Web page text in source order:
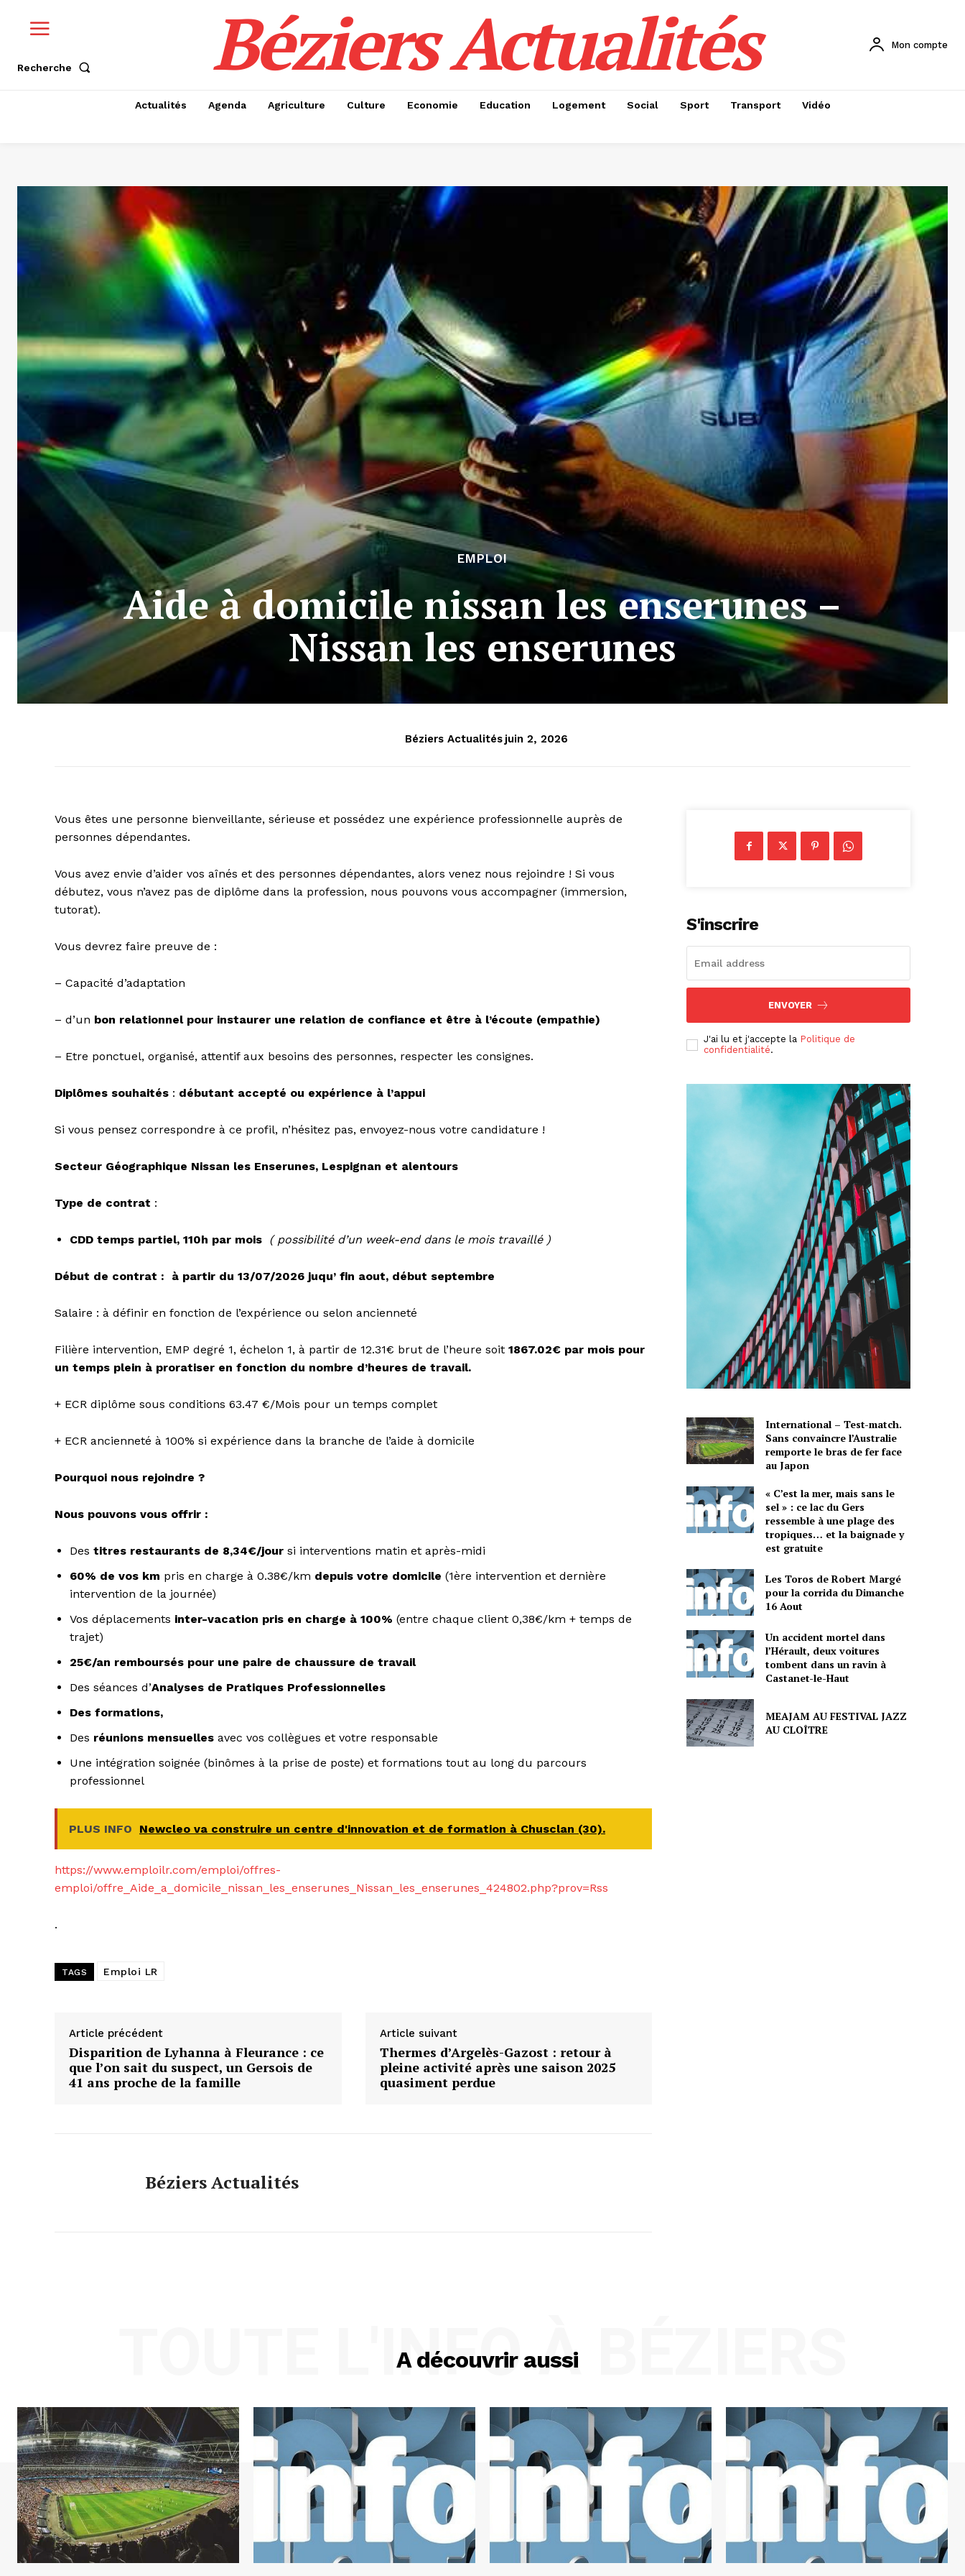
Recherche Béziers Actualités Mon compte
Actualités Agenda Agriculture Culture Economie Education Logement Social Sport Transport Vidéo
EMPLOI
Aide à domicile nissan les enserunes –
Nissan les enserunes
Béziers Actualités juin 2, 2026
Vous êtes une personne bienveillante, sérieuse et possédez une expérience professionnelle auprès de
personnes dépendantes.
Vous avez envie d’aider vos aînés et des personnes dépendantes, alors venez nous rejoindre ! Si vous
débutez, vous n’avez pas de diplôme dans la profession, nous pouvons vous accompagner (immersion,
tutorat).
Vous devrez faire preuve de :
– Capacité d’adaptation
– d’un bon relationnel pour instaurer une relation de confiance et être à l’écoute (empathie)
– Etre ponctuel, organisé, attentif aux besoins des personnes, respecter les consignes.
Diplômes souhaités : débutant accepté ou expérience à l’appui
Si vous pensez correspondre à ce profil, n’hésitez pas, envoyez-nous votre candidature !
Secteur Géographique Nissan les Enserunes, Lespignan et alentours
Type de contrat :
CDD temps partiel, 110h par mois ( possibilité d’un week-end dans le mois travaillé )
Début de contrat : à partir du 13/07/2026 juqu’ fin aout, début septembre
Salaire : à définir en fonction de l’expérience ou selon ancienneté
Filière intervention, EMP degré 1, échelon 1, à partir de 12.31€ brut de l’heure soit 1867.02€ par mois pour
un temps plein à proratiser en fonction du nombre d’heures de travail.
+ ECR diplôme sous conditions 63.47 €/Mois pour un temps complet
+ ECR ancienneté à 100% si expérience dans la branche de l’aide à domicile
Pourquoi nous rejoindre ?
Nous pouvons vous offrir :
Des titres restaurants de 8,34€/jour si interventions matin et après-midi
60% de vos km pris en charge à 0.38€/km depuis votre domicile (1ère intervention et dernière
intervention de la journée)
Vos déplacements inter-vacation pris en charge à 100% (entre chaque client 0,38€/km + temps de
trajet)
25€/an remboursés pour une paire de chaussure de travail
Des séances d’Analyses de Pratiques Professionnelles
Des formations,
Des réunions mensuelles avec vos collègues et votre responsable
Une intégration soignée (binômes à la prise de poste) et formations tout au long du parcours
professionnel
PLUS INFO Newcleo va construire un centre d'innovation et de formation à Chusclan (30).
https://www.emploilr.com/emploi/offres-
emploi/offre_Aide_a_domicile_nissan_les_enserunes_Nissan_les_enserunes_424802.php?prov=Rss
.
TAGS Emploi LR
Article précédent
Disparition de Lyhanna à Fleurance : ce
que l’on sait du suspect, un Gersois de
41 ans proche de la famille
Article suivant
Thermes d’Argelès-Gazost : retour à
pleine activité après une saison 2025
quasiment perdue
Béziers Actualités
S'inscrire
ENVOYER
J'ai lu et j'accepte la Politique de
confidentialité.
International – Test-match.
Sans convaincre l’Australie
remporte le bras de fer face
au Japon
« C’est la mer, mais sans le
sel » : ce lac du Gers
ressemble à une plage des
tropiques… et la baignade y
est gratuite
Les Toros de Robert Margé
pour la corrida du Dimanche
16 Aout
Un accident mortel dans
l’Hérault, deux voitures
tombent dans un ravin à
Castanet-le-Haut
MEAJAM AU FESTIVAL JAZZ
AU CLOÎTRE
A découvrir aussi
TOUTE L'INFO À BÉZIERS